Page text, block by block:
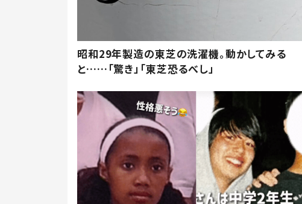
昭和29年製造の東芝の洗濯機。動かしてみる
と……「驚き」「東芝恐るべし」